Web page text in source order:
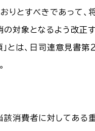
おりとすべきであっ
対象となるよう改正す
」とは、日司連意見
当該消費者に対して